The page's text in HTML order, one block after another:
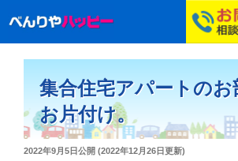
集合住宅アパートのお
お片付け。
投
2022年9月5日公開 (2022年12月26日更新)